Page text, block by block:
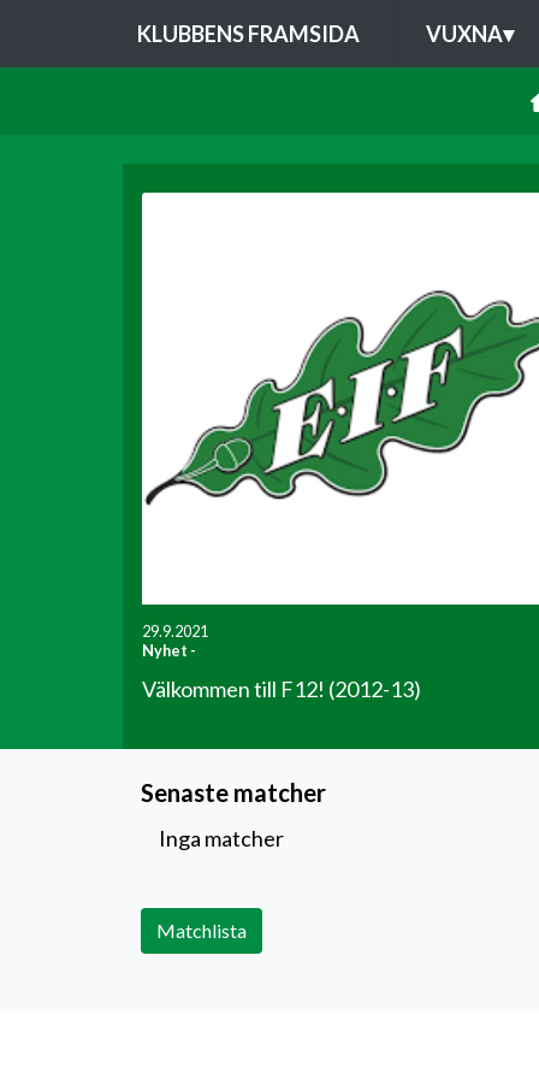
KLUBBENS FRAMSIDA VUXNA▾
29.9.2021
Nyhet -
Välkommen till F12! (2012-13)
Senaste matcher
Inga matcher
Matchlista